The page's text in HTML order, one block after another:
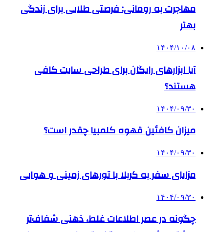
مهاجرت به رومانی: فرصتی طلایی برای زندگی
بهتر
۱۴۰۴/۱۰/۰۸
آیا ابزارهای رایگان برای طراحی سایت کافی
هستند؟
۱۴۰۴/۰۹/۳۰
میزان کافئین قهوه کلمبیا چقدر است؟
۱۴۰۴/۰۹/۳۰
مزایای سفر به کربلا با تورهای زمینی و هوایی
۱۴۰۴/۰۹/۳۰
چگونه در عصر اطلاعات غلط، ذهنی شفاف‌تر